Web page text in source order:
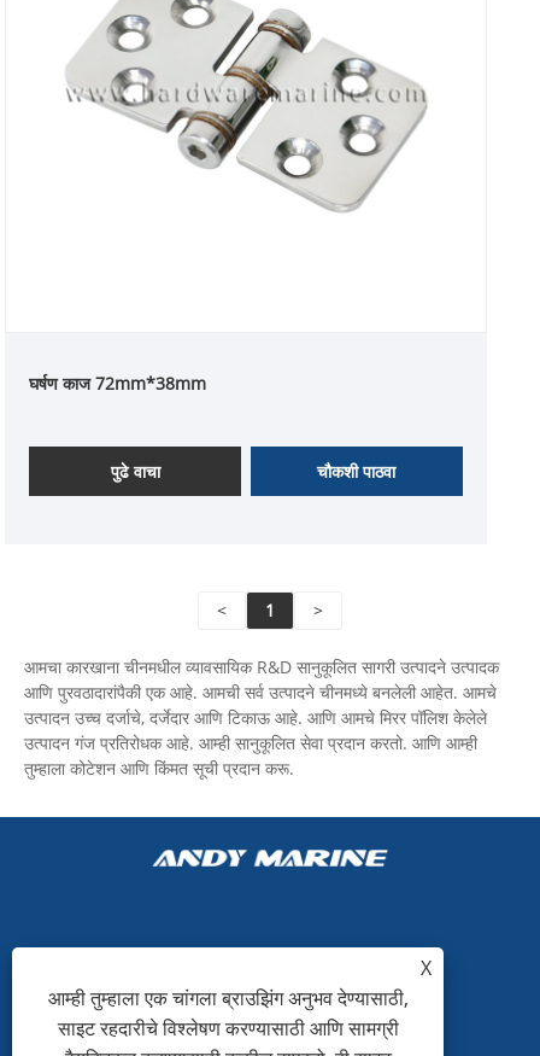
घर्षण काज 72mm*38mm
पुढे वाचा चौकशी पाठवा
< 1 >
आमचा कारखाना चीनमधील व्यावसायिक R&D सानुकूलित सागरी उत्पादने उत्पादक
आणि पुरवठादारांपैकी एक आहे. आमची सर्व उत्पादने चीनमध्ये बनलेली आहेत. आमचे
उत्पादन उच्च दर्जाचे, दर्जेदार आणि टिकाऊ आहे. आणि आमचे मिरर पॉलिश केलेले
उत्पादन गंज प्रतिरोधक आहे. आम्ही सानुकूलित सेवा प्रदान करतो. आणि आम्ही
तुम्हाला कोटेशन आणि किंमत सूची प्रदान करू.
+86-15865772126
andy@hardwaremarine.com
X
आम्ही तुम्हाला एक चांगला ब्राउझिंग अनुभव देण्यासाठी,
साइट रहदारीचे विश्लेषण करण्यासाठी आणि सामग्री